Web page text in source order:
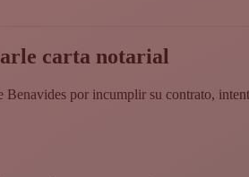
carta notarial
por incumplir su contrato,